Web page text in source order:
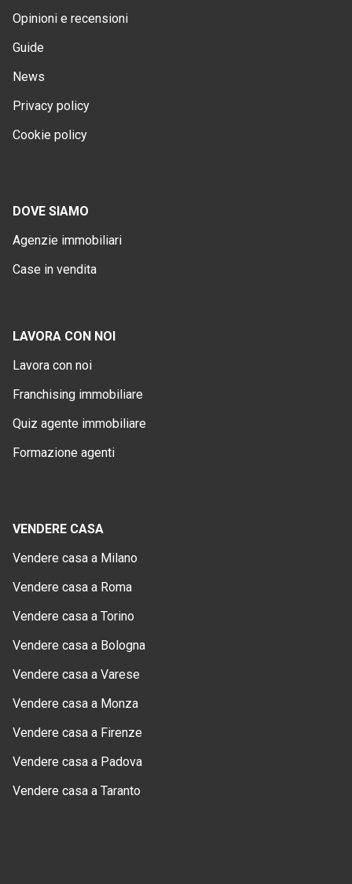
Opinioni e recensioni
Guide
News
Privacy policy
Cookie policy
DOVE SIAMO
Agenzie immobiliari
Case in vendita
LAVORA CON NOI
Lavora con noi
Franchising immobiliare
Quiz agente immobiliare
Formazione agenti
VENDERE CASA
Vendere casa a Milano
Vendere casa a Roma
Vendere casa a Torino
Vendere casa a Bologna
Vendere casa a Varese
Vendere casa a Monza
Vendere casa a Firenze
Vendere casa a Padova
Vendere casa a Taranto